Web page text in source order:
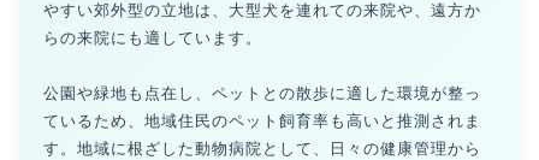
やすい郊外型の立地は、大型犬を連れての来院や、遠方か
らの来院にも適しています。
公園や緑地も点在し、ペットとの散歩に適した環境が整っ
ているため、地域住民のペット飼育率も高いと推測されま
す。地域に根ざした動物病院として、日々の健康管理から